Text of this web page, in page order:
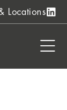
Locations